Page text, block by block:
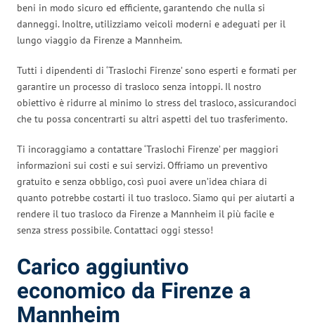
beni in modo sicuro ed efficiente, garantendo che nulla si
danneggi. Inoltre, utilizziamo veicoli moderni e adeguati per il
lungo viaggio da Firenze a Mannheim.
Tutti i dipendenti di ‘Traslochi Firenze’ sono esperti e formati per
garantire un processo di trasloco senza intoppi. Il nostro
obiettivo è ridurre al minimo lo stress del trasloco, assicurandoci
che tu possa concentrarti su altri aspetti del tuo trasferimento.
Ti incoraggiamo a contattare ‘Traslochi Firenze’ per maggiori
informazioni sui costi e sui servizi. Offriamo un preventivo
gratuito e senza obbligo, così puoi avere un’idea chiara di
quanto potrebbe costarti il tuo trasloco. Siamo qui per aiutarti a
rendere il tuo trasloco da Firenze a Mannheim il più facile e
senza stress possibile. Contattaci oggi stesso!
Carico aggiuntivo
economico da Firenze a
Mannheim